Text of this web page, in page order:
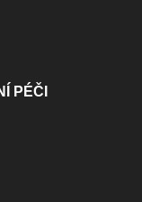
PÉČI